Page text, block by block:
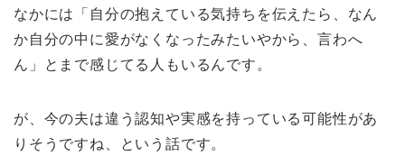
なかには「自分の抱えている気持ちを伝えたら、なん
か自分の中に愛がなくなったみたいやから、言わへ
ん」とまで感じてる人もいるんです。
が、今の夫は違う認知や実感を持っている可能性があ
りそうですね、という話です。